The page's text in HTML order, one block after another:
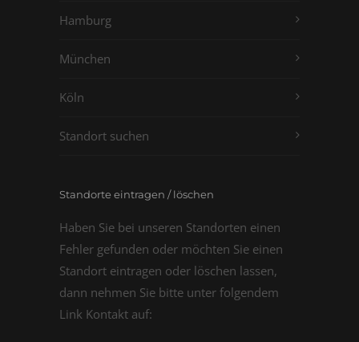
Hamburg
München
Köln
Standort suchen
Standorte eintragen / löschen
Haben Sie bei unseren Standorten einen
Fehler gefunden oder möchten Sie einen
Standort eintragen oder löschen lassen,
dann nehmen Sie bitte unter folgendem
Link Kontakt auf: